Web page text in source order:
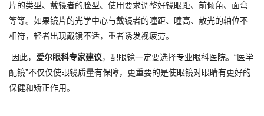
片的类型、戴镜者的脸型、使用要求调整好镜眼距、前倾角、面弯
等等。如果镜片的光学中心与戴镜者的瞳距、瞳高、散光的轴位不
相符，轻者出现戴镜不适，重者诱发视疲劳。
因此， 爱尔眼科专家建议，配眼镜一定要选择专业眼科医院。“医学
配镜”不仅仅使眼镜质量有保障，更重要的是使眼镜对眼睛有更好的
保健和矫正作用。